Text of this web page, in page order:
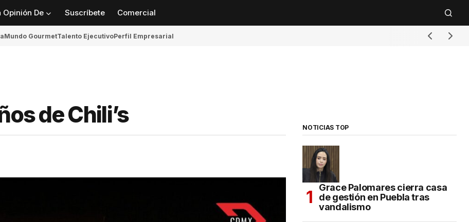
Opinión De Suscríbete Comercial
Mundo GourmetTalento EjecutivoPerfil Empresarial
de Chili’s NOTICIAS TOP
Grace Palomares cierra casa
de gestión en Puebla tras
vandalismo